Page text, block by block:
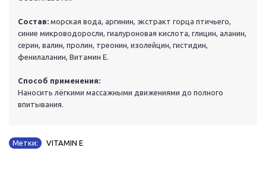
Состав: морская вода, аргинин, экстракт горца птичьего,
синие микроводоросли, гиалуроновая кислота, глицин, аланин,
серин, валин, пролин, треонин, изолейцин, гистидин,
фенилаланин, Витамин Е.
Способ применения:
Наносить лёгкими массажными движениями до полного
впитывания.
Метки: VITAMIN E